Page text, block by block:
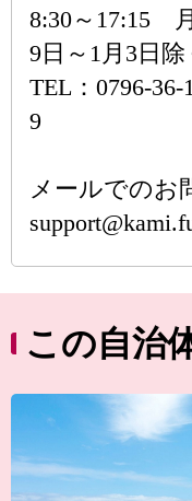
8:30～17:15
9日～1月3日除
TEL：0796-
9
メールでのお
この自治